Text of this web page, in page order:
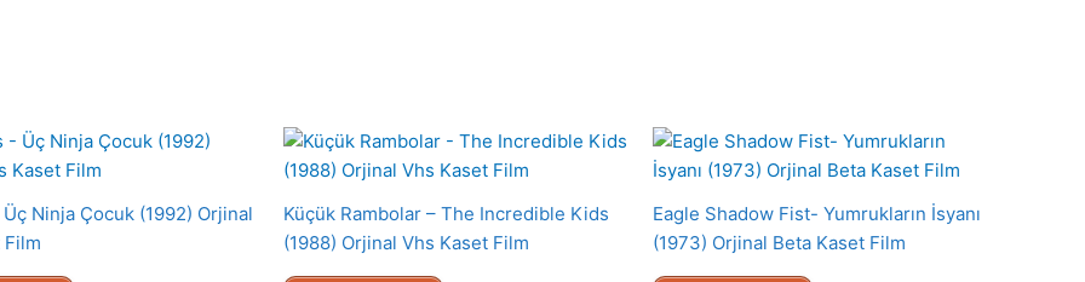
Ninja Çocuk (1992) Orjinal
Film
Küçük Rambolar – The Incredible Kids
(1988) Orjinal Vhs Kaset Film
Eagle Shadow Fist- Yumrukların İsyanı
(1973) Orjinal Beta Kaset Film